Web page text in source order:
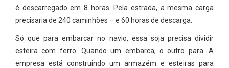
é descarregado em 8 horas. Pela estrada, a mesma carga
precisaria de 240 caminhões – e 60 horas de descarga.
Só que para embarcar no navio, essa soja precisa dividir
esteira com ferro. Quando um embarca, o outro para. A
empresa está construindo um armazém e esteiras para